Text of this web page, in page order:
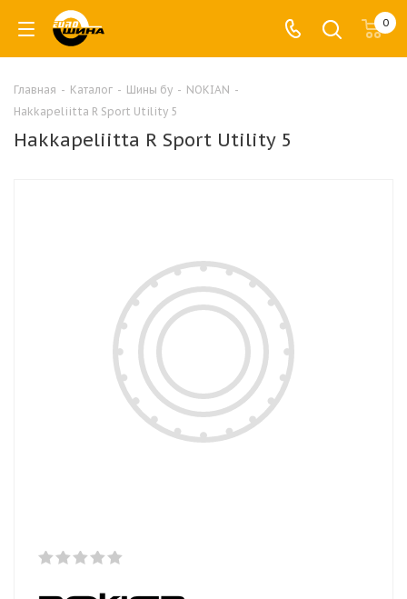
0
Главная - Каталог - Шины бу - NOKIAN -
Hakkapeliitta R Sport Utility 5
Hakkapeliitta R Sport Utility 5